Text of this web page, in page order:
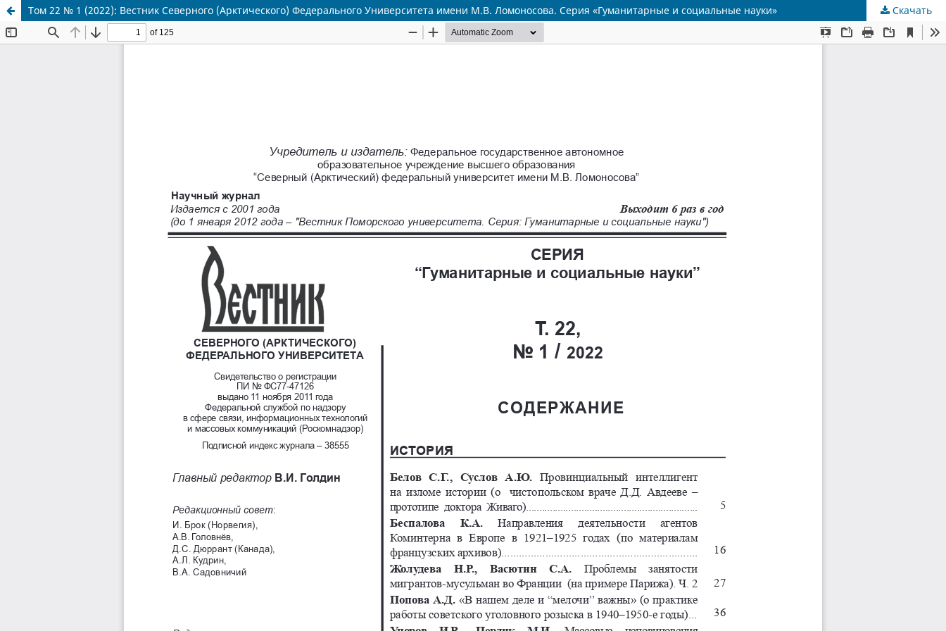
Том 22 № 1 (2022): Вестник Северного (Арктического) Федерального Университета имени М.В. Ломоносова. Серия «Гуманитарные и социальные науки» Скачать